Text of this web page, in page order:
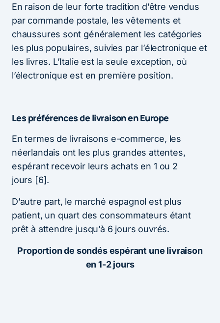
En raison de leur forte tradition d’être vendus
par commande postale, les vêtements et
chaussures sont généralement les catégories
les plus populaires, suivies par l’électronique et
les livres. L’Italie est la seule exception, où
l’électronique est en première position.
Les préférences de livraison en Europe
En termes de livraisons e-commerce, les
néerlandais ont les plus grandes attentes,
espérant recevoir leurs achats en 1 ou 2
jours [6].
D’autre part, le marché espagnol est plus
patient, un quart des consommateurs étant
prêt à attendre jusqu’à 6 jours ouvrés.
Proportion de sondés espérant une livraison
en 1-2 jours